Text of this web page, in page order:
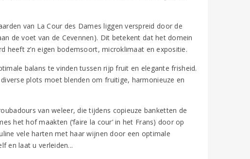
van La Cour des Dames liggen verspreid door de
de voet van de Cevennen). Dit betekent dat het domein
heeft z’n eigen bodemsoort, microklimaat en expositie.
balans te vinden tussen rijp fruit en elegante frisheid.
plots moet blenden om fruitige, harmonieuze en
van weleer, die tijdens copieuze banketten de
het hof maakten (‘faire la cour’ in het Frans) door op
vele harten met haar wijnen door een optimale
en laat u verleiden...